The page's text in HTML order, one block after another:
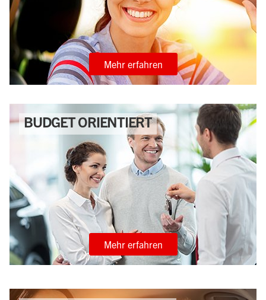
Mehr erfahren
BUDGET ORIENTIERT
Mehr erfahren